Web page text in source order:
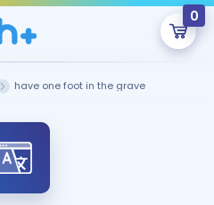
0
An Boş.
onlarca eğitim seni
have one foot in the grave